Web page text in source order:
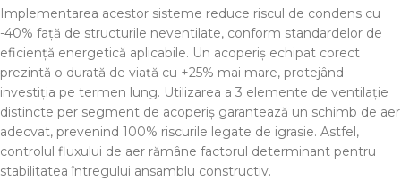
Implementarea acestor sisteme reduce riscul de condens cu
-40% față de structurile neventilate, conform standardelor de
eficiență energetică aplicabile. Un acoperiș echipat corect
prezintă o durată de viață cu +25% mai mare, protejând
investiția pe termen lung. Utilizarea a 3 elemente de ventilație
distincte per segment de acoperiș garantează un schimb de aer
adecvat, prevenind 100% riscurile legate de igrasie. Astfel,
controlul fluxului de aer rămâne factorul determinant pentru
stabilitatea întregului ansamblu constructiv.